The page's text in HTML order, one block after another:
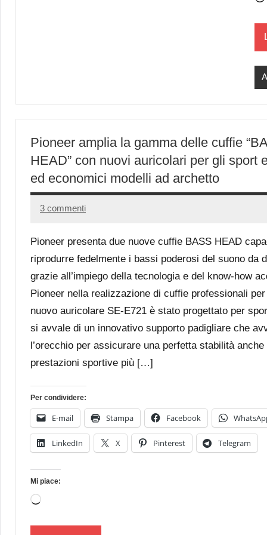
Pioneer amplia la gamma delle cuffie
HEAD” con nuovi auricolari per gli sport
ed economici modelli ad archetto
13
2015
Andrea
3 commenti
Pioneer presenta due nuove cuffie BASS HEAD
riprodurre fedelmente i bassi poderosi del suono da
grazie all’impiego della tecnologia e del know-how
Pioneer nella realizzazione di cuffie professionali
nuovo auricolare SE-E721 è stato progettato per
si avvale di un innovativo supporto padigliare che
l’orecchio per assicurare una perfetta stabilità anche
prestazioni sportive più […]
Per condividere:
E-mail Stampa Facebook
LinkedIn X Pinterest Telegram
Mi piace:
Caricamento